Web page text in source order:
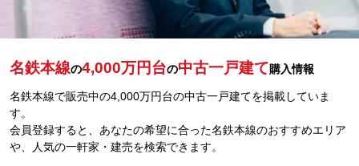
名鉄本線の4,000万円台の中古一戸建て購入情報
名鉄本線で販売中の4,000万円台の中古一戸建てを掲載していま
す。
会員登録すると、あなたの希望に合った名鉄本線のおすすめエリア
や、人気の一軒家・建売を検索できます。